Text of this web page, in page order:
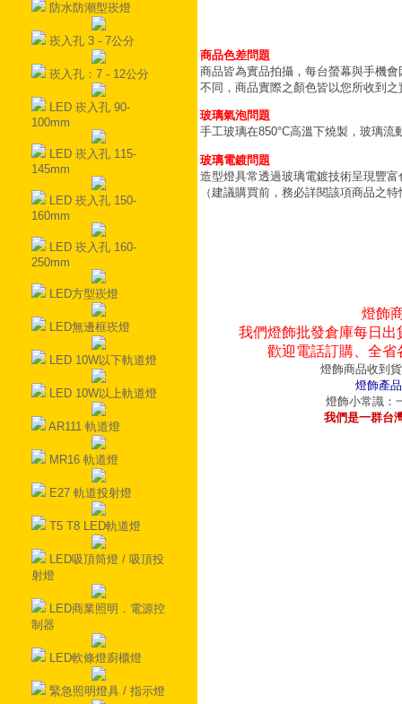
防水防潮型崁燈
崁入孔 3 - 7公分
崁入孔：7 - 12公分
LED 崁入孔 90-
100mm
LED 崁入孔 115-
145mm
LED 崁入孔 150-
160mm
LED 崁入孔 160-
250mm
LED方型崁燈
LED無邊框崁燈
LED 10W以下軌道燈
LED 10W以上軌道燈
AR111 軌道燈
MR16 軌道燈
E27 軌道投射燈
T5 T8 LED軌道燈
LED吸頂筒燈 / 吸頂投
射燈
LED商業照明．電源控
制器
LED軟條燈廚櫃燈
緊急照明燈具 / 指示燈
商品色差問題
商品皆為實品拍攝，每台螢幕與手機
不同，商品實際之顏色皆以您所收到之
玻璃氣泡問題
手工玻璃在850°C高溫下燒製，玻璃
玻璃電鍍問題
造型燈具常透過玻璃電鍍技術呈現豐
（建議購買前，務必詳閱該項商品之
燈飾
我們燈飾批發倉庫每日
歡迎電話訂購、全
燈飾商品收到
燈飾產
燈飾小常識：
我們是一群台